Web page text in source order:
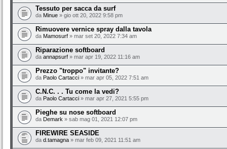
Tessuto per sacca da surf
da Minue » gio ott 20, 2022 9:58 pm
Rimuovere vernice spray dalla tavola
da Mamosurf » mar set 20, 2022 7:34 am
Riparazione softboard
da annapsurf » mar apr 19, 2022 11:16 am
Prezzo "troppo" invitante?
da Paolo Cartacci » mar apr 05, 2022 7:51 am
C.N.C. . . Tu come la vedi?
da Paolo Cartacci » mar apr 27, 2021 5:55 pm
Pieghe su nose softboard
da Demark » sab mag 01, 2021 12:07 pm
FIREWIRE SEASIDE
da d.tamagna » mar feb 09, 2021 11:51 am